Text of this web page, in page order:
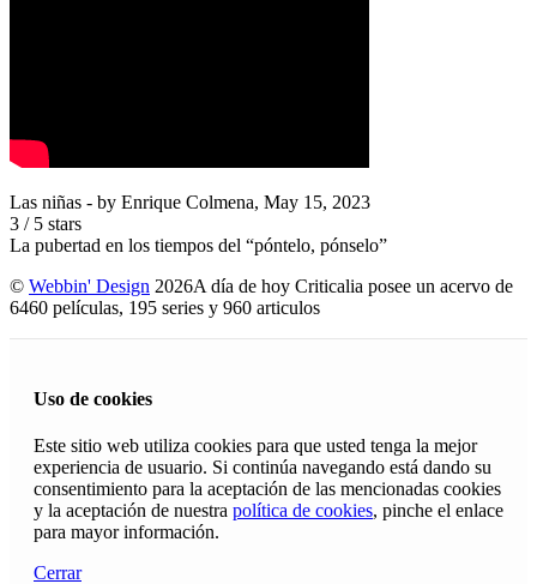
Las niñas - by Enrique Colmena, May 15, 2023
3 / 5 stars
La pubertad en los tiempos del “póntelo, pónselo”
© Webbin' Design 2026A día de hoy Criticalia posee un acervo de
6460 películas, 195 series y 960 articulos
Uso de cookies
Este sitio web utiliza cookies para que usted tenga la mejor
experiencia de usuario. Si continúa navegando está dando su
consentimiento para la aceptación de las mencionadas cookies
y la aceptación de nuestra política de cookies, pinche el enlace
para mayor información.
Cerrar